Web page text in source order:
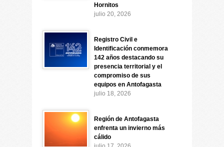
Hornitos
julio 20, 2026
Registro Civil e
Identificación conmemora
142 años destacando su
presencia territorial y el
compromiso de sus
equipos en Antofagasta
julio 18, 2026
Región de Antofagasta
enfrenta un invierno más
cálido